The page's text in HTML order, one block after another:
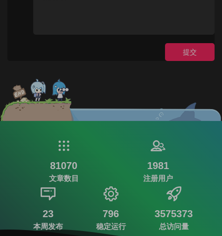
提交
81070
文章数目
1981
注册用户
23
本周发布
796
稳定运行
3575373
总访问量